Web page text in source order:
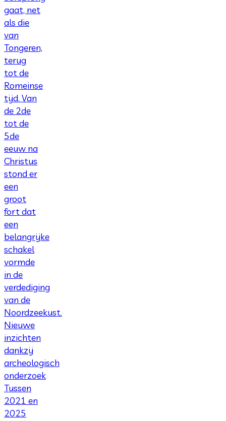
gaat, net
als die
van
Tongeren,
terug
tot de
Romeinse
tijd. Van
de 2de
tot de
5de
eeuw na
Christus
stond er
een
groot
fort dat
een
belangrijke
schakel
vormde
in de
verdediging
van de
Noordzeekust.
Nieuwe
inzichten
dankzij
archeologisch
onderzoek
Tussen
2021 en
2025